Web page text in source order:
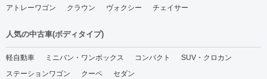
アトレーワゴン
クラウン ヴォクシー チェイサー
人気の中古車(ボディタイプ)
軽自動車 ミニバン・ワンボックス コンパクト
SUV・クロカン
ステーションワゴン
クーペ セダン